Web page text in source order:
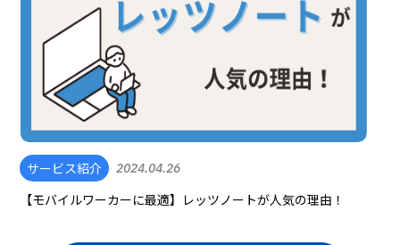
サービス紹介 2024.04.26
【モバイルワーカーに最適】レッツノートが人気の理由！